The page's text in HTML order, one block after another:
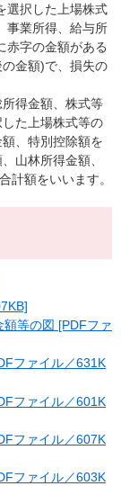
選択した上場株式
事業所得、給与所
赤字の金額がある
金額)で、損失の
得金額、株式等
た上場株式等の
、特別控除額を
山林所得金額、
計額をいいます。
等の図 [PDFファ
ファイル／631K
ファイル／601K
ファイル／607K
ファイル／603K